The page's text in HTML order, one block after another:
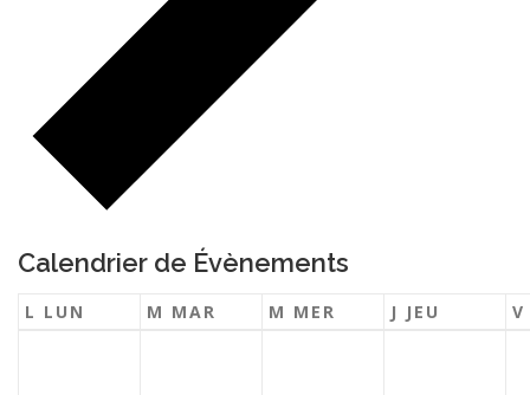
Calendrier de Évènements
L LUN M MAR M MER J JEU